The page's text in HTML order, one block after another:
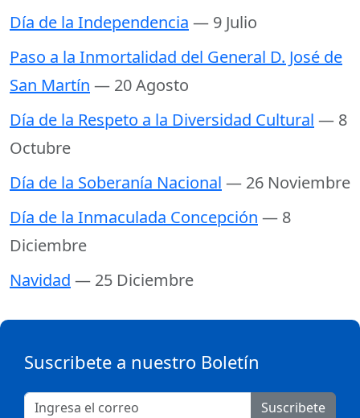
Día de la Independencia — 9 Julio
Paso a la Inmortalidad del General D. José de
San Martín — 20 Agosto
Día de la Respeto a la Diversidad Cultural — 8
Octubre
Día de la Soberanía Nacional — 26 Noviembre
Día de la Inmaculada Concepción — 8
Diciembre
Navidad — 25 Diciembre
Suscribete a nuestro Boletín
Suscribete